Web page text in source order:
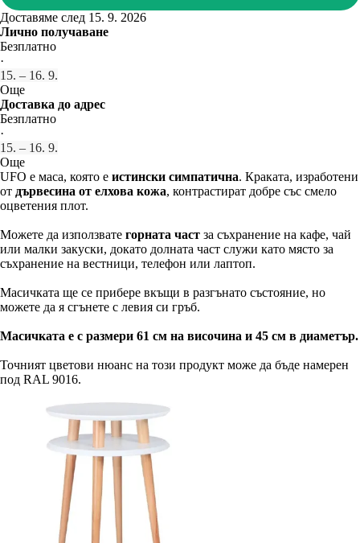
Доставяме след 15. 9. 2026
Лично получаване
Безплатно
·
15. – 16. 9.
Още
Доставка до адрес
Безплатно
·
15. – 16. 9.
Още
UFO е маса, която е истински симпатична. Краката, изработени
от дървесина от елхова кожа, контрастират добре със смело
оцветения плот.
Можете да използвате горната част за съхранение на кафе, чай
или малки закуски, докато долната част служи като място за
съхранение на вестници, телефон или лаптоп.
Масичката ще се прибере вкъщи в разгънато състояние, но
можете да я сгънете с левия си гръб.
Масичката е с размери 61 см на височина и 45 см в диаметър.
Точният цветови нюанс на този продукт може да бъде намерен
под RAL 9016.